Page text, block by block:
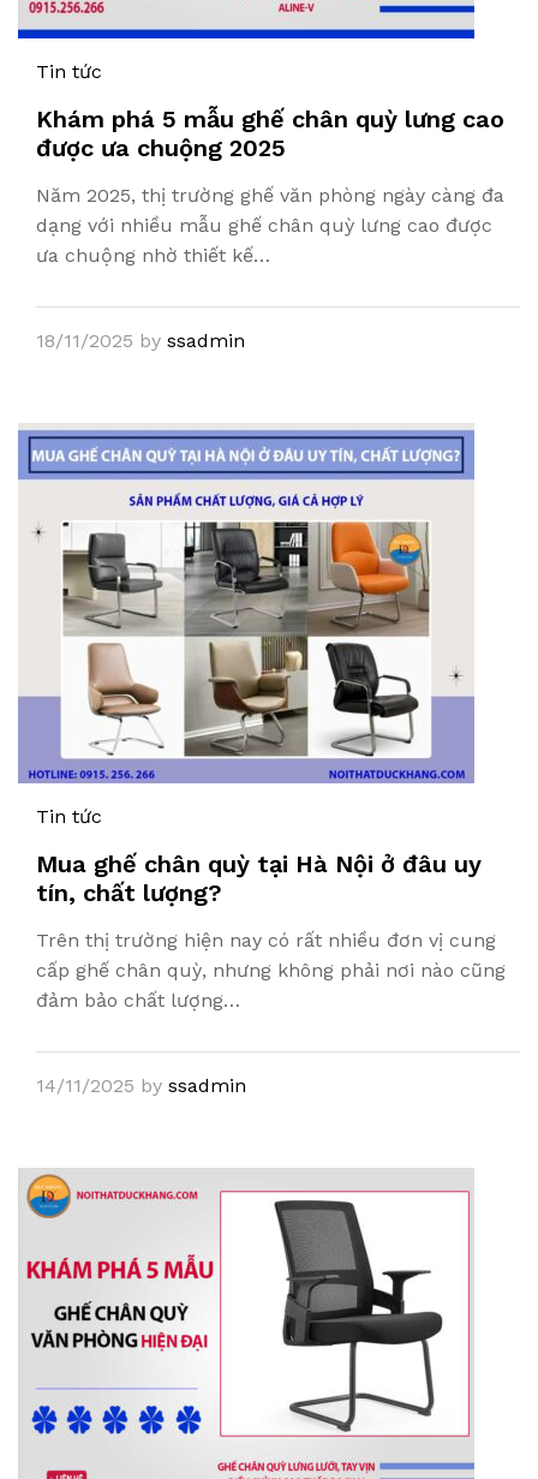
Tin tức
Khám phá 5 mẫu ghế chân quỳ lưng cao
được ưa chuộng 2025
Năm 2025, thị trường ghế văn phòng ngày càng đa
dạng với nhiều mẫu ghế chân quỳ lưng cao được
ưa chuộng nhờ thiết kế…
18/11/2025 by ssadmin
Tin tức
Mua ghế chân quỳ tại Hà Nội ở đâu uy
tín, chất lượng?
Trên thị trường hiện nay có rất nhiều đơn vị cung
cấp ghế chân quỳ, nhưng không phải nơi nào cũng
đảm bảo chất lượng…
14/11/2025 by ssadmin